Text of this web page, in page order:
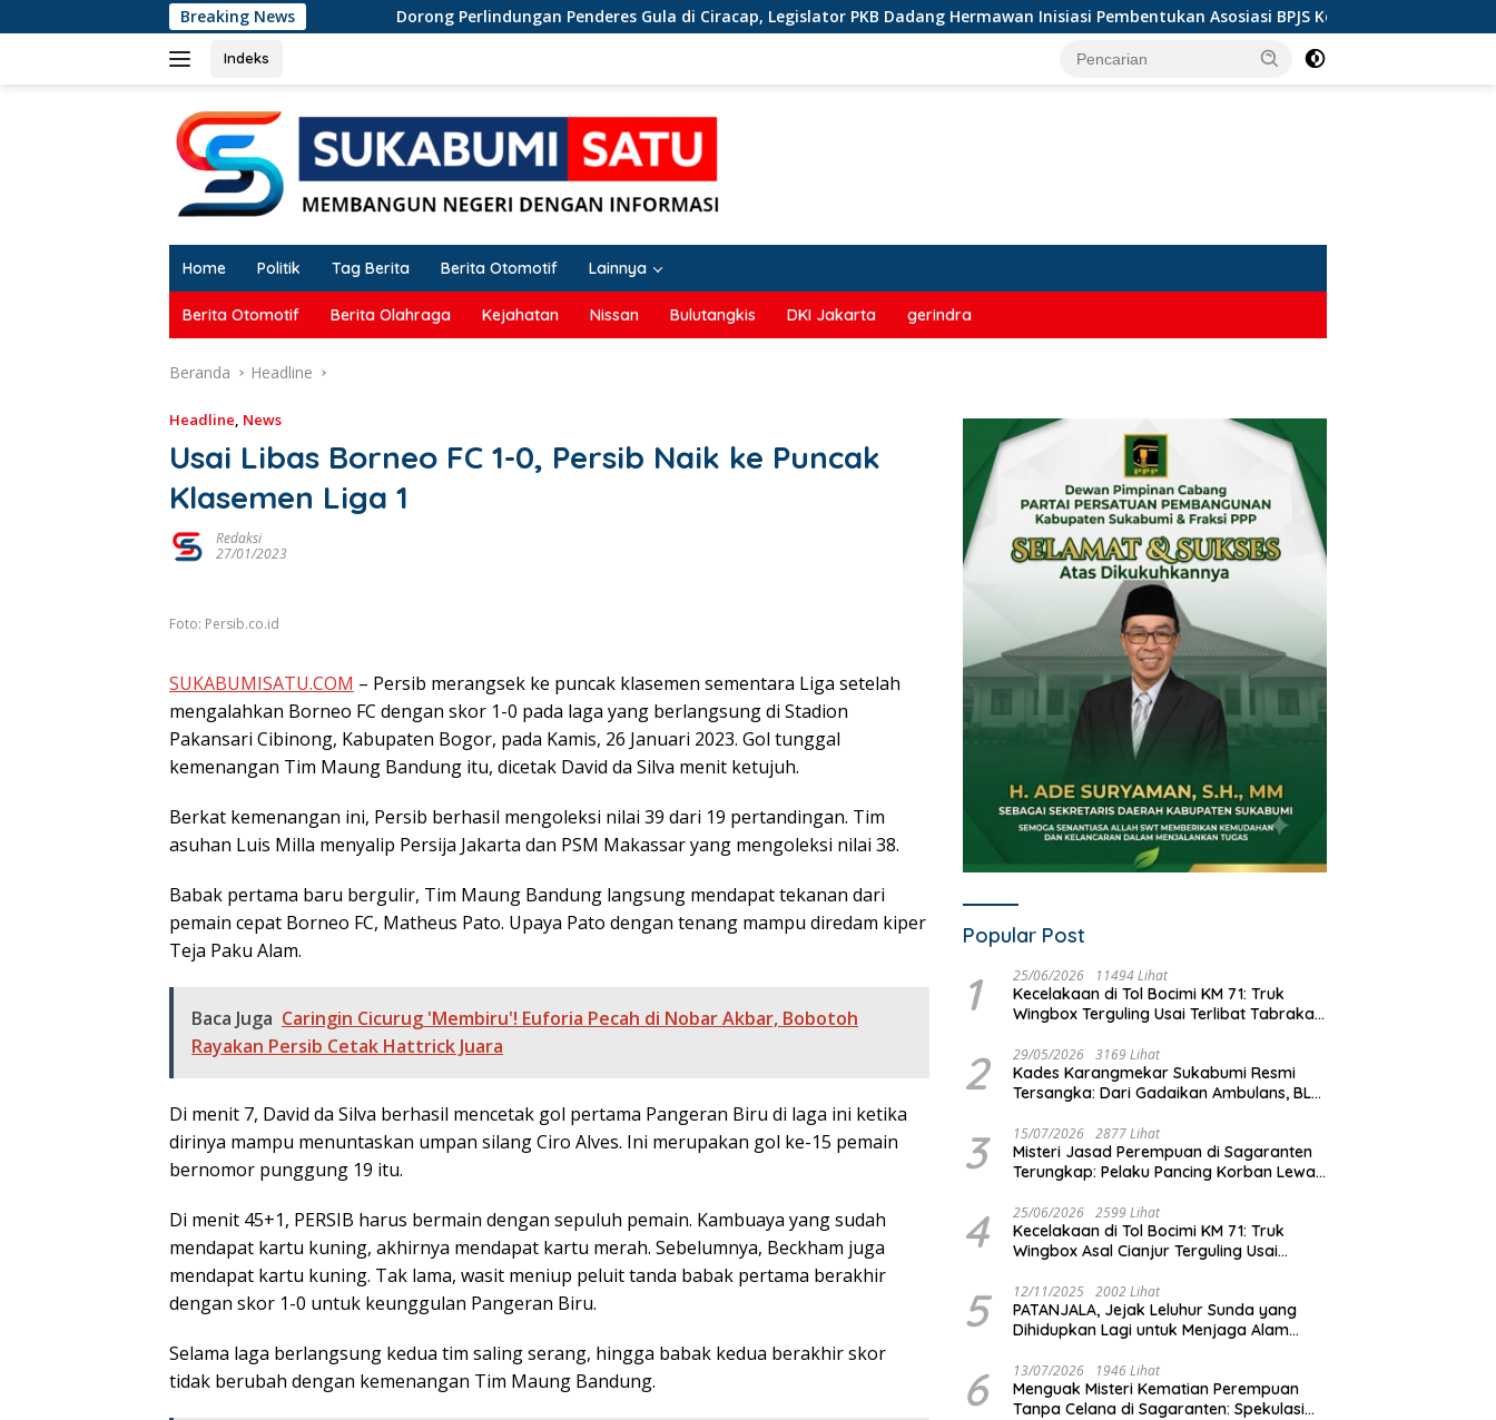
ke
Breaking NewsDorong Perlindungan Penderes Gula di Ciracap, Legislator PKB Dadang Hermawan Inisiasi Pembentukan Asosiasi BPJS Ketenagakerjaan
Indeks
Home Politik Tag Berita Berita Otomotif Lainnya
Berita Otomotif Berita Olahraga Kejahatan Nissan Bulutangkis DKI Jakarta gerindra
Beranda Headline
Headline, News
Usai Libas Borneo FC 1-0, Persib Naik ke Puncak
Klasemen Liga 1
Redaksi
27/01/2023
Foto: Persib.co.id
SUKABUMISATU.COM – Persib merangsek ke puncak klasemen sementara Liga setelah
mengalahkan Borneo FC dengan skor 1-0 pada laga yang berlangsung di Stadion
Pakansari Cibinong, Kabupaten Bogor, pada Kamis, 26 Januari 2023. Gol tunggal
kemenangan Tim Maung Bandung itu, dicetak David da Silva menit ketujuh.
Berkat kemenangan ini, Persib berhasil mengoleksi nilai 39 dari 19 pertandingan. Tim
asuhan Luis Milla menyalip Persija Jakarta dan PSM Makassar yang mengoleksi nilai 38.
Babak pertama baru bergulir, Tim Maung Bandung langsung mendapat tekanan dari
pemain cepat Borneo FC, Matheus Pato. Upaya Pato dengan tenang mampu diredam kiper
Teja Paku Alam.
Baca Juga Caringin Cicurug 'Membiru'! Euforia Pecah di Nobar Akbar, Bobotoh
Rayakan Persib Cetak Hattrick Juara
Di menit 7, David da Silva berhasil mencetak gol pertama Pangeran Biru di laga ini ketika
dirinya mampu menuntaskan umpan silang Ciro Alves. Ini merupakan gol ke-15 pemain
bernomor punggung 19 itu.
Di menit 45+1, PERSIB harus bermain dengan sepuluh pemain. Kambuaya yang sudah
mendapat kartu kuning, akhirnya mendapat kartu merah. Sebelumnya, Beckham juga
mendapat kartu kuning. Tak lama, wasit meniup peluit tanda babak pertama berakhir
dengan skor 1-0 untuk keunggulan Pangeran Biru.
Selama laga berlangsung kedua tim saling serang, hingga babak kedua berakhir skor
tidak berubah dengan kemenangan Tim Maung Bandung.
Popular Post
1 25/06/2026 11494 Lihat
Kecelakaan di Tol Bocimi KM 71: Truk
Wingbox Terguling Usai Terlibat Tabrakan
2 29/05/2026 3169 Lihat
Kades Karangmekar Sukabumi Resmi
Tersangka: Dari Gadaikan Ambulans, BLT
3 15/07/2026 2877 Lihat
Misteri Jasad Perempuan di Sagaranten
Terungkap: Pelaku Pancing Korban Lewat
4 25/06/2026 2599 Lihat
Kecelakaan di Tol Bocimi KM 71: Truk
Wingbox Asal Cianjur Terguling Usai
RS Sekarwangi
5 12/11/2025 2002 Lihat
PATANJALA, Jejak Leluhur Sunda yang
Dihidupkan Lagi untuk Menjaga Alam
6 13/07/2026 1946 Lihat
Menguak Misteri Kematian Perempuan
Tanpa Celana di Sagaranten: Spekulasi